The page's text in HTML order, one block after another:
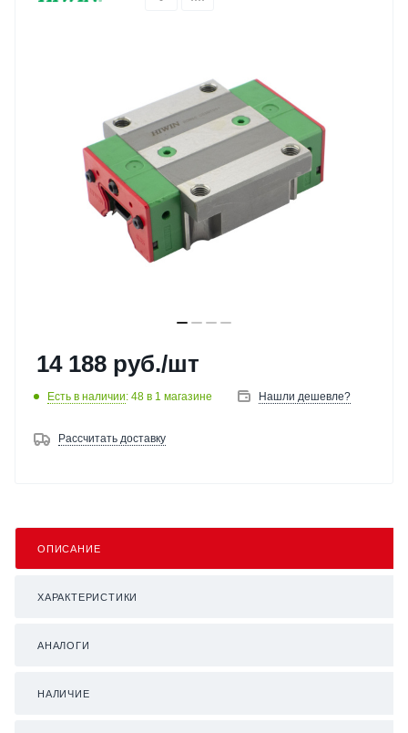
14 188 руб./шт
Есть в наличии: 48 в 1 магазине Нашли дешевле?
Рассчитать доставку
ОПИСАНИЕ
ХАРАКТЕРИСТИКИ
АНАЛОГИ
НАЛИЧИЕ